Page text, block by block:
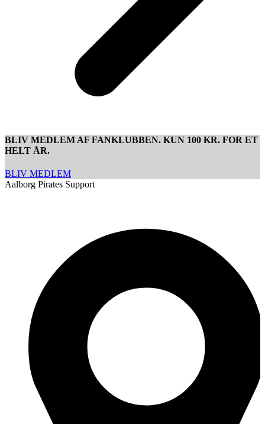
BLIV MEDLEM AF FANKLUBBEN. KUN 100 KR. FOR ET
HELT ÅR.
BLIV MEDLEM
Aalborg Pirates Support